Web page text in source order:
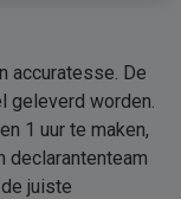
accuratesse. De
geleverd worden.
1 uur te maken,
declarantenteam
juiste